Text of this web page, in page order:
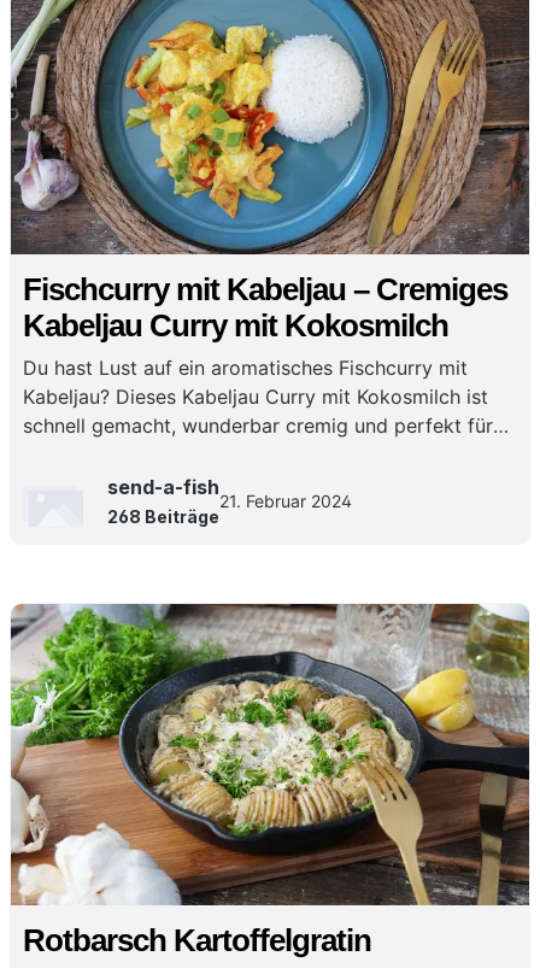
Fischcurry mit Kabeljau – Cremiges
Kabeljau Curry mit Kokosmilch
Du hast Lust auf ein aromatisches Fischcurry mit
Kabeljau? Dieses Kabeljau Curry mit Kokosmilch ist
schnell gemacht, wunderbar cremig und perfekt für
send-a-fish
268 Beiträge
21. Februar 2024
Rotbarsch Kartoffelgratin